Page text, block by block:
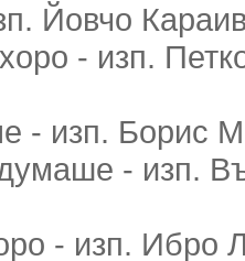
Йовчо
- изп.
- изп. Борис
- изп.
- изп. Ибро